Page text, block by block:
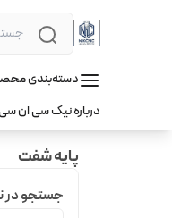
دسته‌بندی
درباره نیک سی ان سی
پایه شفت
جستجو در